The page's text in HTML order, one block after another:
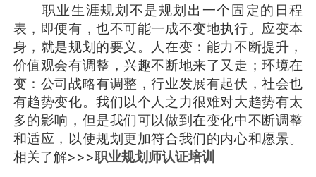
职业生涯规划不是规划出一个固定的日程
表，即便有，也不可能一成不变地执行。应变本
身，就是规划的要义。人在变：能力不断提升，
价值观会有调整，兴趣不断地来了又走；环境在
变：公司战略有调整，行业发展有起伏，社会也
有趋势变化。我们以个人之力很难对大趋势有太
多的影响，但是我们可以做到在变化中不断调整
和适应，以使规划更加符合我们的内心和愿景。
相关了解>>>职业规划师认证培训